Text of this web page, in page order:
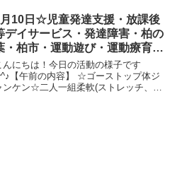
☆カエルの一休み ジャンプ☆ゴー＆
トップからボー...
10日☆児童発達支援・放課後
デイサービス・発達障害・柏の
・柏市・運動遊び・運動療育・
ログラム・楽しい療育
んにちは！今日の活動の様子です
【午前の内容】 ☆ゴーストップ体ジ
ンケン☆二人一組柔軟(ストレッチ、ア